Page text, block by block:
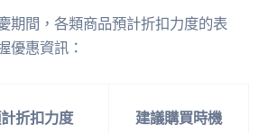
期間，各類商品預計折扣力度的表
優惠資訊：
折扣力度 建議購買時機